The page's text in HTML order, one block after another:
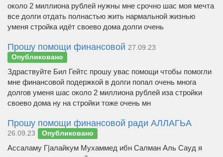
около 2 миллиона рублей нужны мне срочно шас моя мечта
все долги отдать полнастью жить нармальной жизнью
уменя стройка идёт своево дома долги очень
Прошу помощи финансовой 27.09.23
Опубликовано
Здраствуйте Бил Гейтс прошу увас помощи чтобы помогли
мне финансовой подержкой в долги попал очень многа
долгов уменя шас около 2 миллиона рублей иза стройки
своево дома ну на стройки тоже очень мн
Прошу помощи финансовой ради АЛЛАГЬА
26.09.23 Опубликовано
Ассаламу Г|алайкум Мухаммед ибн Салман Аль Сауд я